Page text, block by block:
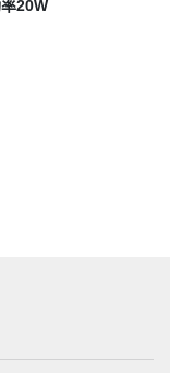
20W